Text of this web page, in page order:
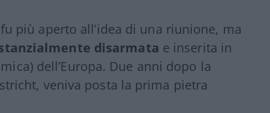
più aperto all’idea di una riunione, ma
disarmata e inserita in
dell’Europa. Due anni dopo la
veniva posta la prima pietra